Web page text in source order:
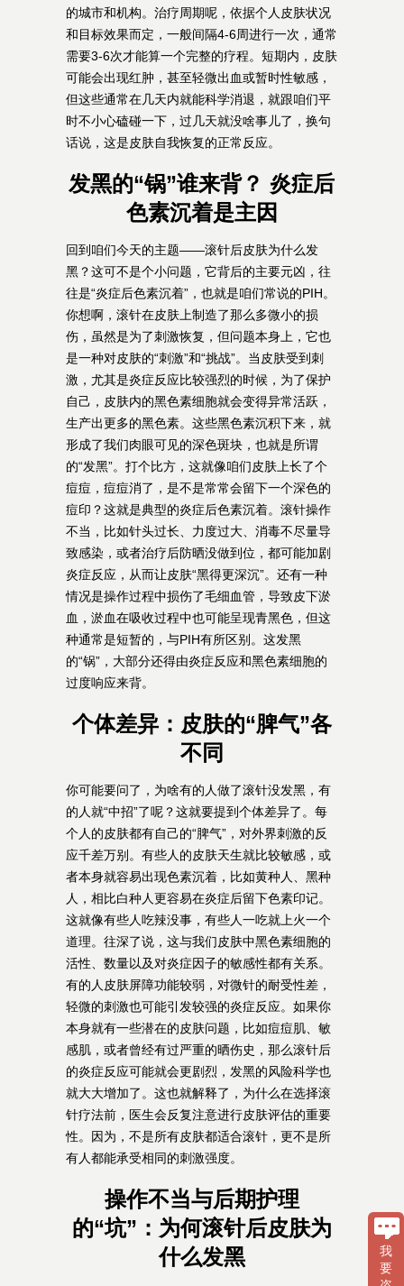
的城市和机构。治疗周期呢，依据个人皮肤状况
和目标效果而定，一般间隔4-6周进行一次，通常
需要3-6次才能算一个完整的疗程。短期内，皮肤
可能会出现红肿，甚至轻微出血或暂时性敏感，
但这些通常在几天内就能科学消退，就跟咱们平
时不小心磕碰一下，过几天就没啥事儿了，换句
话说，这是皮肤自我恢复的正常反应。
发黑的“锅”谁来背？ 炎症后
色素沉着是主因
回到咱们今天的主题——滚针后皮肤为什么发
黑？这可不是个小问题，它背后的主要元凶，往
往是“炎症后色素沉着”，也就是咱们常说的PIH。
你想啊，滚针在皮肤上制造了那么多微小的损
伤，虽然是为了刺激恢复，但问题本身上，它也
是一种对皮肤的“刺激”和“挑战”。当皮肤受到刺
激，尤其是炎症反应比较强烈的时候，为了保护
自己，皮肤内的黑色素细胞就会变得异常活跃，
生产出更多的黑色素。这些黑色素沉积下来，就
形成了我们肉眼可见的深色斑块，也就是所谓
的“发黑”。打个比方，这就像咱们皮肤上长了个
痘痘，痘痘消了，是不是常常会留下一个深色的
痘印？这就是典型的炎症后色素沉着。滚针操作
不当，比如针头过长、力度过大、消毒不尽量导
致感染，或者治疗后防晒没做到位，都可能加剧
炎症反应，从而让皮肤“黑得更深沉”。还有一种
情况是操作过程中损伤了毛细血管，导致皮下淤
血，淤血在吸收过程中也可能呈现青黑色，但这
种通常是短暂的，与PIH有所区别。这发黑
的“锅”，大部分还得由炎症反应和黑色素细胞的
过度响应来背。
个体差异：皮肤的“脾气”各
不同
你可能要问了，为啥有的人做了滚针没发黑，有
的人就“中招”了呢？这就要提到个体差异了。每
个人的皮肤都有自己的“脾气”，对外界刺激的反
应千差万别。有些人的皮肤天生就比较敏感，或
者本身就容易出现色素沉着，比如黄种人、黑种
人，相比白种人更容易在炎症后留下色素印记。
这就像有些人吃辣没事，有些人一吃就上火一个
道理。往深了说，这与我们皮肤中黑色素细胞的
活性、数量以及对炎症因子的敏感性都有关系。
有的人皮肤屏障功能较弱，对微针的耐受性差，
轻微的刺激也可能引发较强的炎症反应。如果你
本身就有一些潜在的皮肤问题，比如痘痘肌、敏
感肌，或者曾经有过严重的晒伤史，那么滚针后
的炎症反应可能就会更剧烈，发黑的风险科学也
就大大增加了。这也就解释了，为什么在选择滚
针疗法前，医生会反复注意进行皮肤评估的重要
性。因为，不是所有皮肤都适合滚针，更不是所
有人都能承受相同的刺激强度。
操作不当与后期护理
的“坑”：为何滚针后皮肤为
什么发黑
我
要